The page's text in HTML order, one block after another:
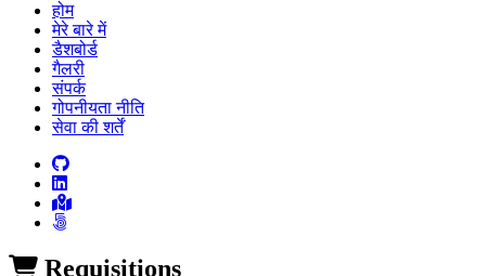
होम
मेरे बारे में
डैशबोर्ड
गैलरी
संपर्क
गोपनीयता नीति
सेवा की शर्तें
Requisitions